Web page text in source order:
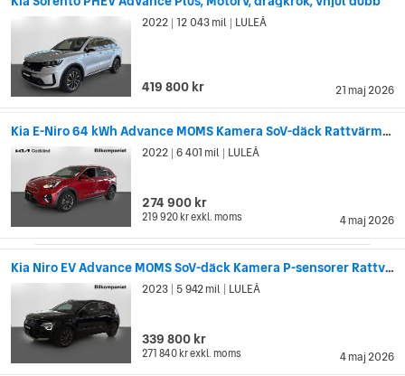
21 maj 2026
2022 12 043 mil LULEÅ
419 800 kr
Kia E-Niro 64 kWh Advance MOMS Kamera SoV-däck Rattvärme Psensor
4 maj 2026
2022 6 401 mil LULEÅ
274 900 kr
219 920 krexkl. moms
Kia Niro EV Advance MOMS SoV-däck Kamera P-sensorer Rattvärme
4 maj 2026
2023 5 942 mil LULEÅ
339 800 kr
271 840 krexkl. moms